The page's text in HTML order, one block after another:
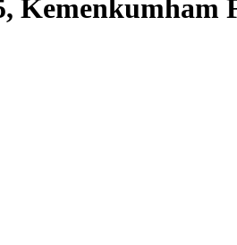
Kemenkumham